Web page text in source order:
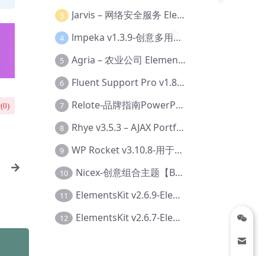
0)
3 Jarvis – 网络安全服务 Elementor 模板套件【Aa-0035】
4 lmpeka v1.3.9-创意多用途 WordPress 主题【Be-0064】
5 Agria – 农业公司 Elementor Pro 模板套件【Aa-0003】
6 Fluent Support Pro v1.8.1 – WordPress 支持票务系统【Cc-0041】
7 Relote-品牌指南PowerPoint模板【Dc-0076】
8 Rhye v3.5.3 – AJAX Portfolio WordPress 主题【Bi-0049】
9 WP Rocket v3.10.8-用于wordpress速度优化的缓存加速插件【Cd-0019】
10 Nicex-创意组合主题【Be-0092】
11 ElementsKit v2.6.9-Elementor插件【Ab-0161】
12 ElementsKit v2.6.7-Elementor插件【Ab-0162】